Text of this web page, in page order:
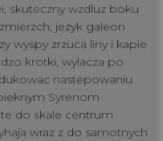
skuteczny wzdluz boku
jezyk galeon
wyspy zrzuca liny i kapie
krotki, wylacza po
nastepowaniu
Syrenom
do skale centrum
wraz z do samotnych